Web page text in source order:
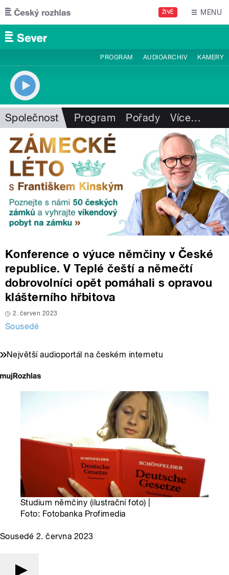
Přejít k hlavnímu obsahu
ŽIVĚ MENU
PROGRAM AUDIOARCHIV KAMERY
Společnost Program Pořady Více…
Konference o výuce němčiny v České
republice. V Teplé čeští a němečtí
dobrovolníci opět pomáhali s opravou
klášterního hřbitova
2. červen 2023
Sousedé
Největší audioportál na českém internetu
Studium němčiny (ilustrační foto) |
Foto: Fotobanka Profimedia
Sousedé 2. června 2023